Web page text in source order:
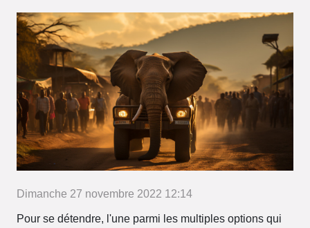
Dimanche 27 novembre 2022 12:14
Pour se détendre, l'une parmi les multiples options qui